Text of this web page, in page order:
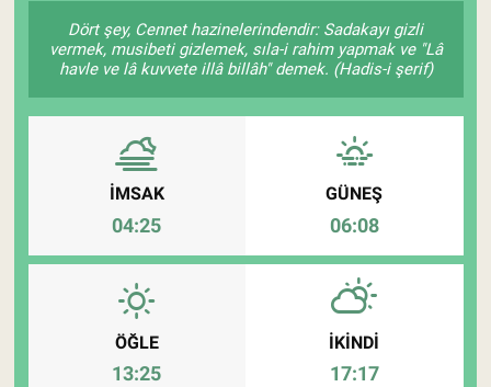
Dört şey, Cennet hazinelerindendir: Sadakayı gizli
vermek, musibeti gizlemek, sıla-i rahim yapmak ve "Lâ
havle ve lâ kuvvete illâ billâh" demek. (Hadis-i şerif)
İMSAK
04:25
GÜNEŞ
06:08
ÖĞLE
13:25
İKINDI
17:17
Pankobirlik
Et fiyatları
Tarım Bilgisi
Yetiştirici Soruyor
Dünyada Tarım
Üretici Birlikleri
Şeker ve Şekerli Mamüller